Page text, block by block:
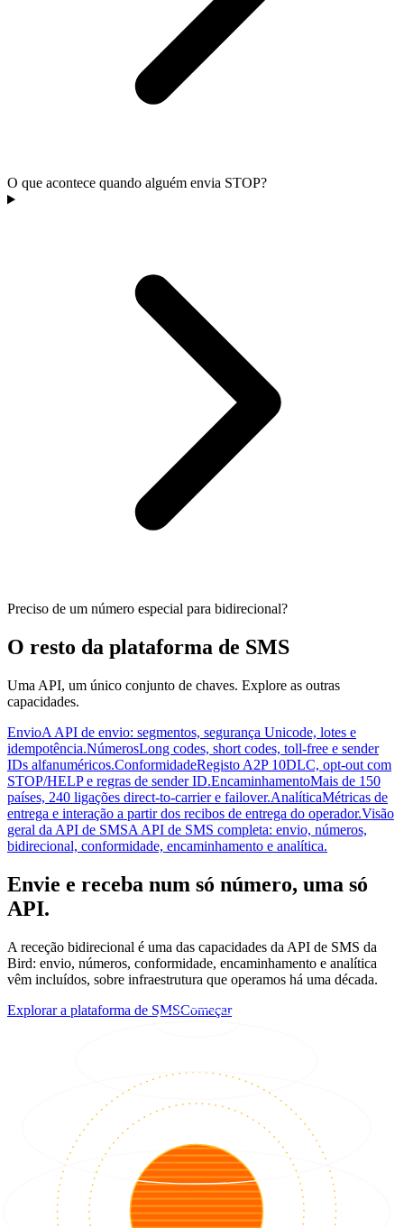
O que acontece quando alguém envia STOP?
Preciso de um número especial para bidirecional?
O resto da plataforma de SMS
Uma API, um único conjunto de chaves. Explore as outras
capacidades.
EnvioA API de envio: segmentos, segurança Unicode, lotes e
idempotência.NúmerosLong codes, short codes, toll-free e sender
IDs alfanuméricos.ConformidadeRegisto A2P 10DLC, opt-out com
STOP/HELP e regras de sender ID.EncaminhamentoMais de 150
países, 240 ligações direct-to-carrier e failover.AnalíticaMétricas de
entrega e interação a partir dos recibos de entrega do operador.Visão
geral da API de SMSA API de SMS completa: envio, números,
bidirecional, conformidade, encaminhamento e analítica.
Envie e receba num só número, uma só
API.
A receção bidirecional é uma das capacidades da API de SMS da
Bird: envio, números, conformidade, encaminhamento e analítica
vêm incluídos, sobre infraestrutura que operamos há uma década.
Explorar a plataforma de SMSComeçar